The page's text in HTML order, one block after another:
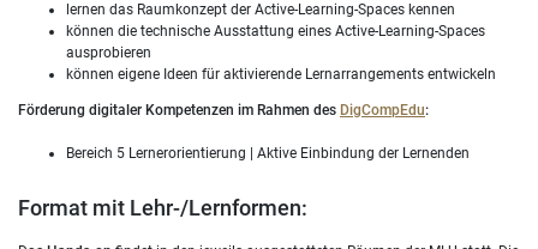
lernen das Raumkonzept der Active-Learning-Spaces kennen
können die technische Ausstattung eines Active-Learning-Spaces
ausprobieren
können eigene Ideen für aktivierende Lernarrangements entwickeln
Förderung digitaler Kompetenzen im Rahmen des DigCompEdu:
Bereich 5 Lernerorientierung | Aktive Einbindung der Lernenden
Format mit Lehr-/Lernformen: